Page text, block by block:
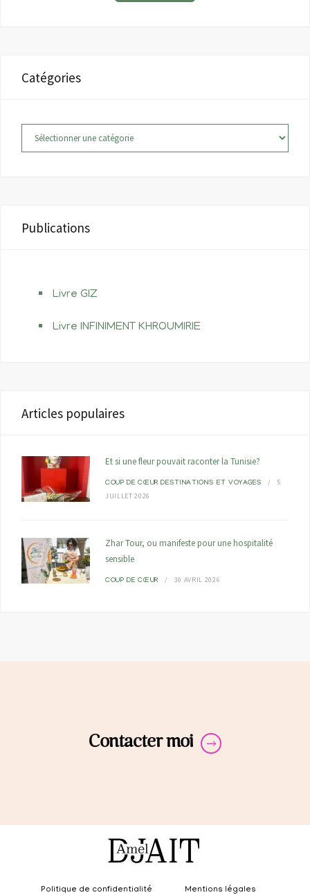
Catégories
Catégories
Publications
Livre GIZ
Livre INFINIMENT KHROUMIRIE
Articles populaires
Et si une fleur pouvait raconter la Tunisie?
COUP DE CŒUR DESTINATIONS ET VOYAGES
5
JUILLET 2026
Zhar Tour, ou manifeste pour une hospitalité
sensible
COUP DE CŒUR 30 AVRIL 2026
Contacter moi
Politique de confidentialité Mentions légales